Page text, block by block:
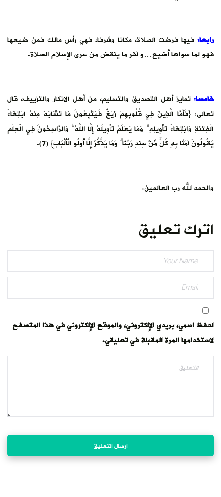
رابعا: فيها فرضت الصلاة، مكانا وشرفا، فهي رأس مالك فمن ضيعها
فهو لما سواها أضيع…و آخر ما ينقض من عرى الإسلام الصلاة.
خامسا: تمايز أهل التصديق والتسليم، من أهل الانكار والتزييف، قال
تعالى: {فَأَمَّا الَّذِينَ فِي قُلُوبِهِمْ زَيْغٌ فَيَتَّبِعُونَ مَا تَشَابَهَ مِنْهُ ابْتِغَاءَ
الْفِتْنَةِ وَابْتِغَاءَ تَأْوِيلِهِ ۗ وَمَا يَعْلَمُ تَأْوِيلَهُ إِلَّا اللَّهُ ۗ وَالرَّاسِخُونَ فِي الْعِلْمِ
يَقُولُونَ آمَنَّا بِهِ كُلٌّ مِّنْ عِندِ رَبِّنَا ۗ وَمَا يَذَّكَّرُ إِلَّا أُولُو الْأَلْبَابِ} (7).
والحمد لله رب العالمين.
اترك تعليق
احفظ اسمي، بريدي الإلكتروني، والموقع الإلكتروني في هذا المتصفح
لاستخدامها المرة المقبلة في تعليقي.